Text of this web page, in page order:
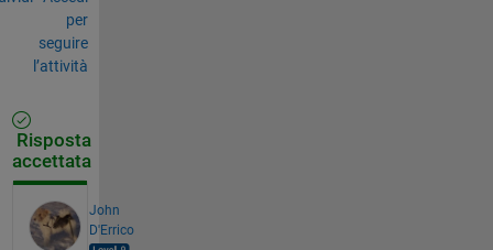
per
seguire
l’attività
Risposta
accettata
John
D'Errico